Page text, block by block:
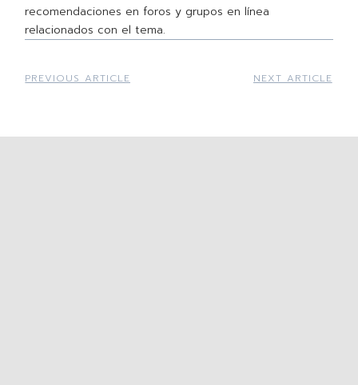
recomendaciones en foros y grupos en línea
relacionados con el tema.
PREVIOUS ARTICLE NEXT ARTICLE